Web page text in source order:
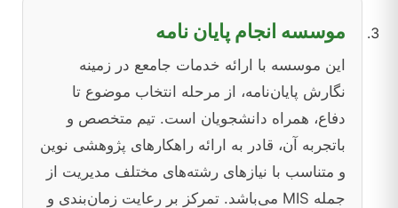
موسسه انجام پایان نامه
این موسسه با ارائه خدمات جامعع در زمینه
نگارش پایان‌نامه، از مرحله انتخاب موضوع تا
دفاع، همراه دانشجویان است. تیم متخصص و
باتجربه آن، قادر به ارائه راهکارهای پژوهشی نوین
و متناسب با نیازهای رشته‌های مختلف مدیریت از
جمله MIS می‌باشد. تمرکز بر رعایت زمان‌بندی و